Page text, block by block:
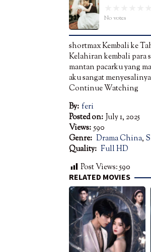
No votes
shortmax Kembali ke
Kelahiran kembali para
mantan pacarku yang
aku sangat
Continue Watching
By: feri
Posted on: July 1, 2025
Views: 590
Genre: Drama China,
Quality: Full HD
Post Views:590
RELATED MOVIES